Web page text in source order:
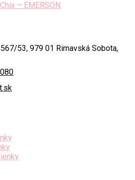
– EMERSON
53, 979 01 Rimavská Sobota,